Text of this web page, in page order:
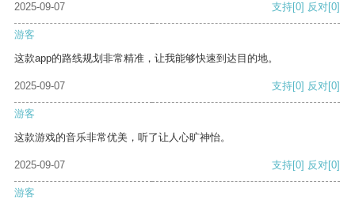
2025-09-07 支持[0] 反对[0]
游客
这款app的路线规划非常精准，让我能够快速到达目的地。
2025-09-07 支持[0] 反对[0]
游客
这款游戏的音乐非常优美，听了让人心旷神怡。
2025-09-07 支持[0] 反对[0]
游客